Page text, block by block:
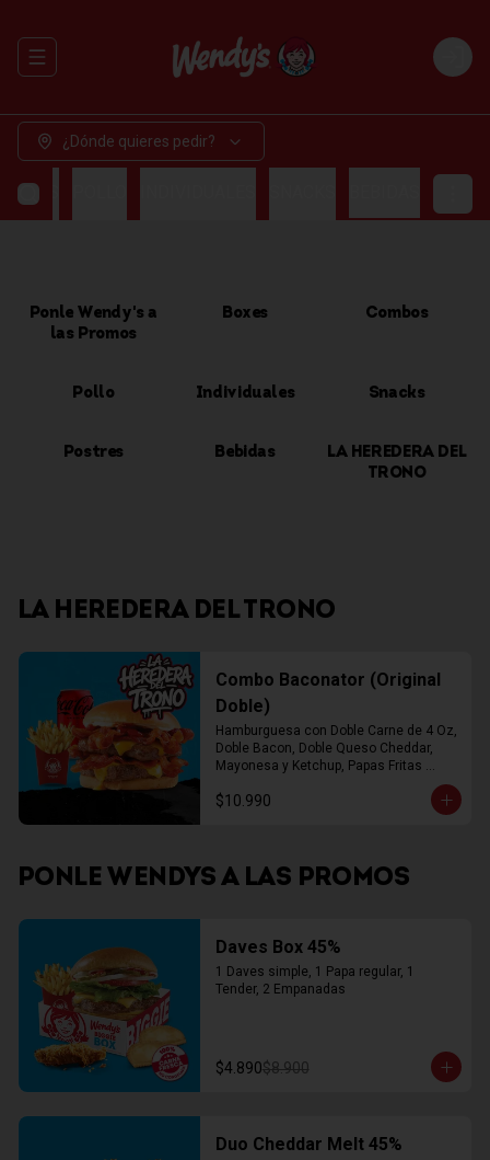
Abrir menu de navegación Login
¿Dónde quieres pedir?
Ponle Wendy's a
las Promos
Boxes Combos
Pollo Individuales Snacks
Postres Bebidas
LA HEREDERA DEL
TRONO
LA HEREDERA DEL TRONO
Combo Baconator (Original
Doble)
Hamburguesa con Doble Carne de 4 Oz,
Doble Bacon, Doble Queso Cheddar,
Mayonesa y Ketchup, Papas Fritas
$10.990
PONLE WENDYS A LAS PROMOS
Daves Box 45%
1 Daves simple, 1 Papa regular, 1
Tender, 2 Empanadas
$4.890$8.900
Duo Cheddar Melt 45%